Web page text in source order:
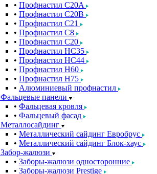
Профнастил С20A
Профнастил С20B
Профнастил С21
Профнастил С8
Профнастил С20
Профнастил НС35
Профнастил НС44
Профнастил Н60
Профнастил Н75
Алюминиевый профнастил
Фальцевые панели
Фальцевая кровля
Фальцевый фасад
Металлосайдинг
Металлический сайдинг Евробрус
Металлический сайдинг Блок-хаус
Забор-жалюзи
Заборы-жалюзи односторонние
Заборы-жалюзи Prestige